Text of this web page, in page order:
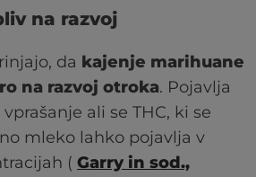
na razvoj
da kajenje marihuane
na razvoj otroka. Pojavlja
ali se THC, ki se
mleko lahko pojavlja v
( Garry in sod.,